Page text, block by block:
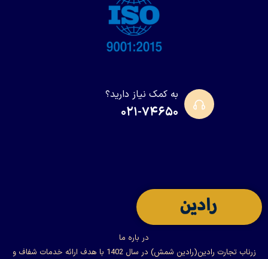
به کمک نیاز دارید؟
۰۲۱-۷۴۶۵۰
در باره ما
زرناب تجارت رادین(رادین شمش) در سال 1402 با هدف ارائه خدمات شفاف و